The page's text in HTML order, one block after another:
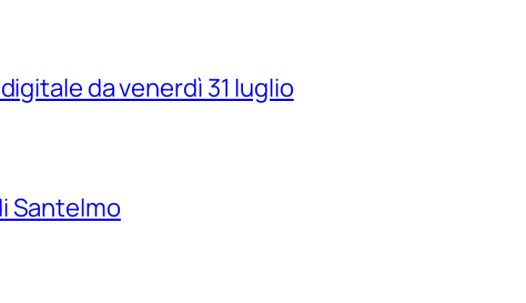
da venerdì 31 luglio
Santelmo